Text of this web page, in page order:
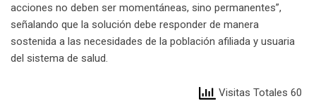
acciones no deben ser momentáneas, sino permanentes”,
señalando que la solución debe responder de manera
sostenida a las necesidades de la población afiliada y usuaria
del sistema de salud.
Visitas Totales 60